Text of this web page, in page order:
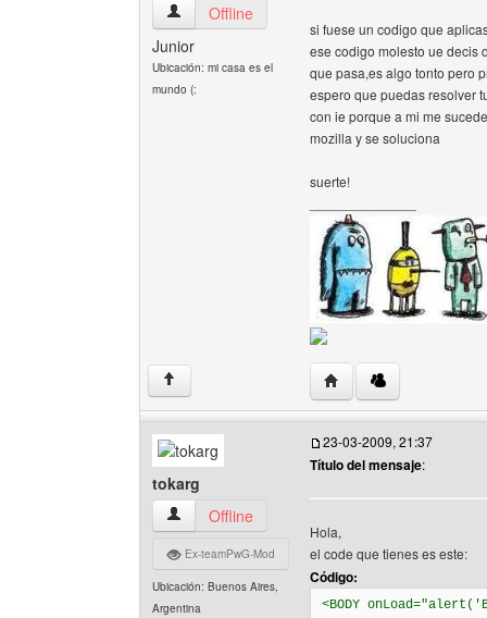
recursosmaster Ver perfil del usuario
Offline
Junior
Ubicación: mi casa es el
mundo (:
si fuese un codigo que
ese codigo molesto ue decis
que pasa,es algo tonto pero
espero que puedas resolver
con ie porque a mi me
mozilla y se soluciona
suerte!
↑ Visitar sitio web del
tokarg
tokarg Ver perfil del usuario
Offline
Ex-teamPwG-Mod
Ubicación: Buenos Aires,
Argentina
23-03-2009, 21:37
Título del mensaje:
Hola,
el code que tienes es este:
Código:
<BODY